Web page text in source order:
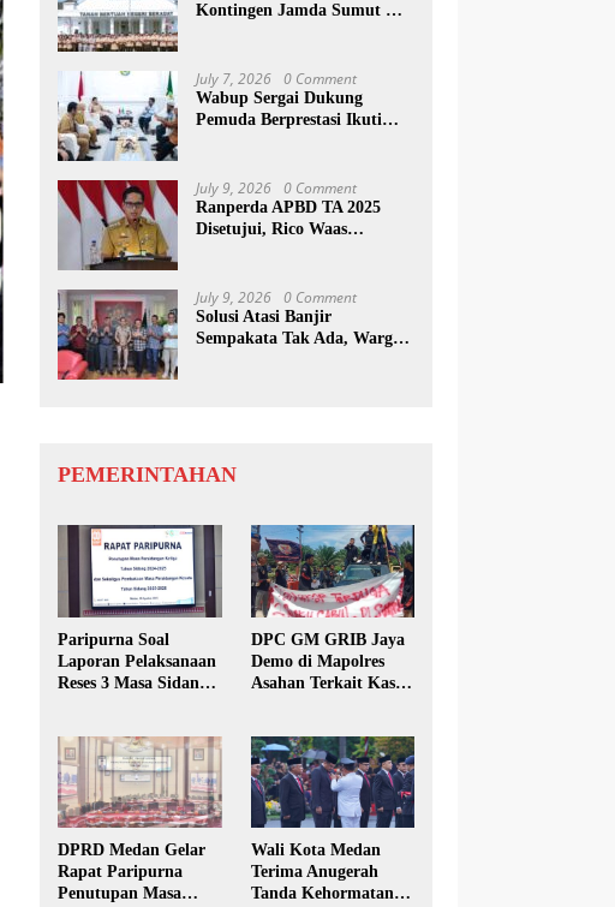
Kontingen Jamda Sumut XI,
July 7, 2026 0 Comment
Wabup Sergai Dukung
Pemuda Berprestasi Ikuti
July 9, 2026 0 Comment
Ranperda APBD TA 2025
Disetujui, Rico Waas
July 9, 2026 0 Comment
Solusi Atasi Banjir
Sempakata Tak Ada, Warga
PEMERINTAHAN
Paripurna Soal
Laporan Pelaksanaan
Reses 3 Masa Sidang
DPC GM GRIB Jaya
Demo di Mapolres
Asahan Terkait Kasus
DPRD Medan Gelar
Rapat Paripurna
Penutupan Masa
Wali Kota Medan
Terima Anugerah
Tanda Kehormatan